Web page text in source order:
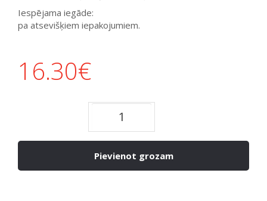
Iespējama iegāde:
pa atsevišķiem iepakojumiem.
16.30€
Pievienot grozam